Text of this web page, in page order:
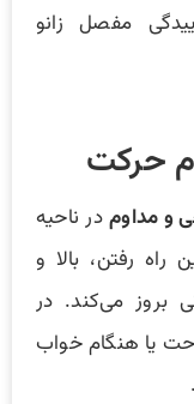
مفصل زانو
و مداومدر ناحیه
رفتن، بالا و
بروز می‌کند. در
یا هنگام خواب